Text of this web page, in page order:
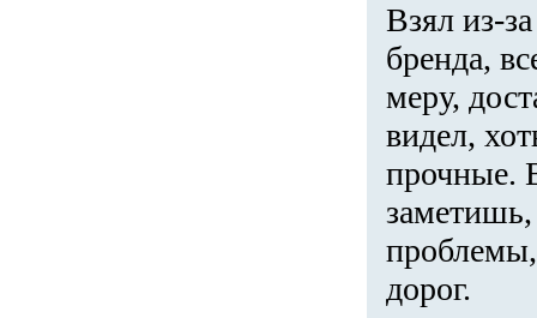
Взял из-
бренда,
меру,
видел,
прочные.
проблемы,
дорог.